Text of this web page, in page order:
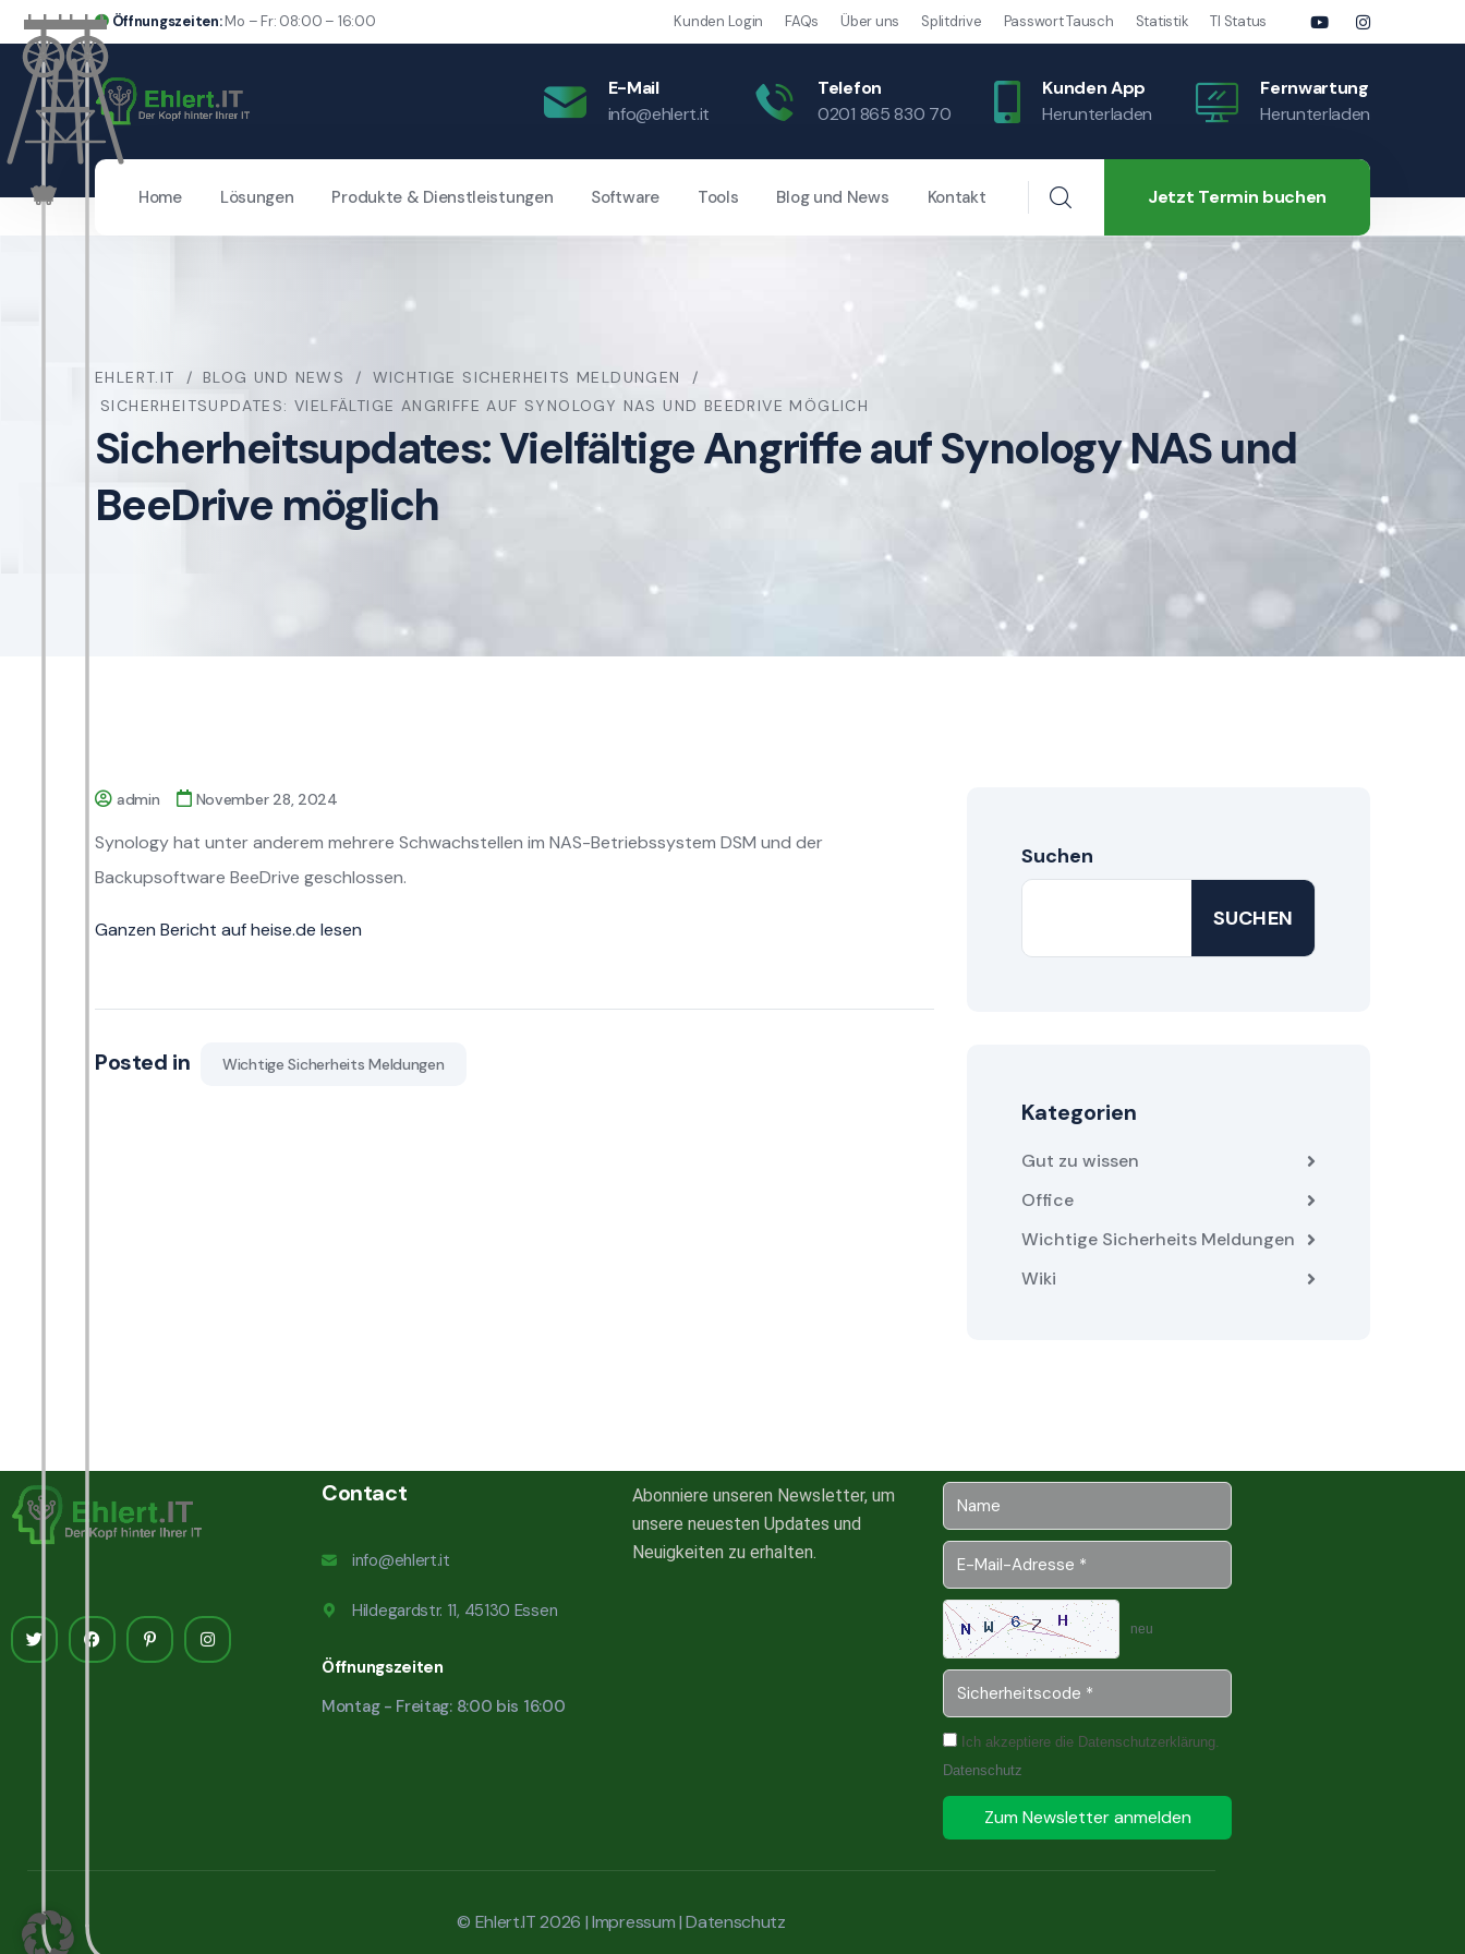
Öffnungszeiten:Mo – Fr: 08:00 – 16:00 Kunden Login FAQs Über uns Splitdrive Passwort Tausch Statistik TI Status
E-Mail
info@ehlert.it
Telefon
0201 865 830 70
Kunden App
Herunterladen
Fernwartung
Herunterladen
Home Lösungen Produkte & Dienstleistungen Software Tools Blog und News Kontakt Jetzt Termin buchen
EHLERT.IT BLOG UND NEWS
WICHTIGE SICHERHEITS MELDUNGEN
SICHERHEITSUPDATES: VIELFÄLTIGE ANGRIFFE AUF SYNOLOGY NAS UND BEEDRIVE MÖGLICH
Sicherheitsupdates: Vielfältige Angriffe auf Synology NAS und
BeeDrive möglich
admin November 28, 2024
Synology hat unter anderem mehrere Schwachstellen im NAS-Betriebssystem DSM und der
Backupsoftware BeeDrive geschlossen.
Ganzen Bericht auf heise.de lesen
Posted in Wichtige Sicherheits Meldungen
Suchen
SUCHEN
Kategorien
Gut zu wissen
Office
Wichtige Sicherheits Meldungen
Wiki
Contact
info@ehlert.it
Hildegardstr. 11, 45130 Essen
Öffnungszeiten
Montag - Freitag: 8:00 bis 16:00
Abonniere unseren Newsletter, um
unsere neuesten Updates und
Neuigkeiten zu erhalten.
neu
Ich akzeptiere die Datenschutzerklärung.
Datenschutz
Zum Newsletter anmelden
© Ehlert.IT 2026 |Impressum|Datenschutz